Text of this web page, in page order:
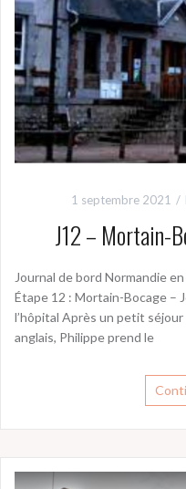
1 septembre 2021
J12 – Mortain-
Journal de bord Normandie
Étape 12 : Mortain-Bocage –
l’hôpital Après un petit
anglais, Philippe prend le